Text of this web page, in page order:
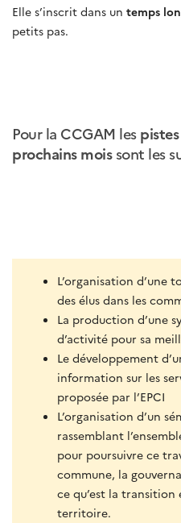
Elle s’inscrit dans un temps
petits pas.
Pour la CCGAM les
prochains moissont les
L’organisation d’une
des élus dans les
La production d’une
d’activité pour sa
Le développement
information sur les
proposée par l’EPCI
L’organisation d’un
rassemblant
pour poursuivre ce
commune, la
ce qu’est la
territoire.